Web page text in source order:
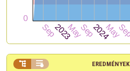
EREDMÉNYEK
 